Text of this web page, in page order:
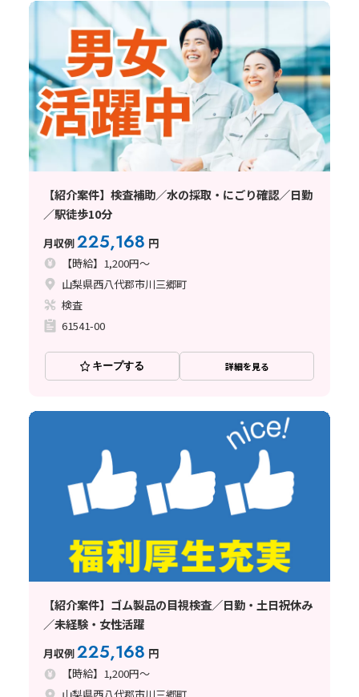
【紹介案件】検査補助／水の採取・にごり確認／日勤
／駅徒歩10分
月収例225,168 円
【時給】1,200円～
山梨県西八代郡市川三郷町
検査
61541-00
キープする 詳細を見る
【紹介案件】ゴム製品の目視検査／日勤・土日祝休み
／未経験・女性活躍
月収例225,168 円
【時給】1,200円～